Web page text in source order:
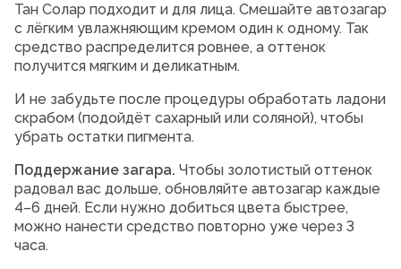
Тан Солар подходит и для лица. Смешайте автозагар
с лёгким увлажняющим кремом один к одному. Так
средство распределится ровнее, а оттенок
получится мягким и деликатным.
И не забудьте после процедуры обработать ладони
скрабом (подойдёт сахарный или соляной), чтобы
убрать остатки пигмента.
Поддержание загара. Чтобы золотистый оттенок
радовал вас дольше, обновляйте автозагар каждые
4–6 дней. Если нужно добиться цвета быстрее,
можно нанести средство повторно уже через 3
часа.